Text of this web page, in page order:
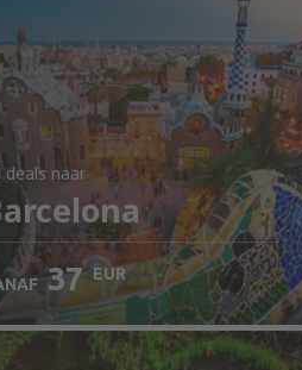
deals naar
37 EUR